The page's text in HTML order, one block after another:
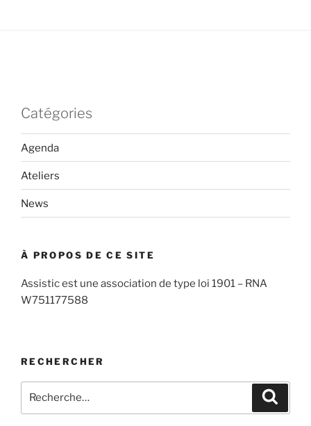
Catégories
Agenda
Ateliers
News
À PROPOS DE CE SITE
Assistic est une association de type loi 1901 – RNA
W751177588
RECHERCHER
pour